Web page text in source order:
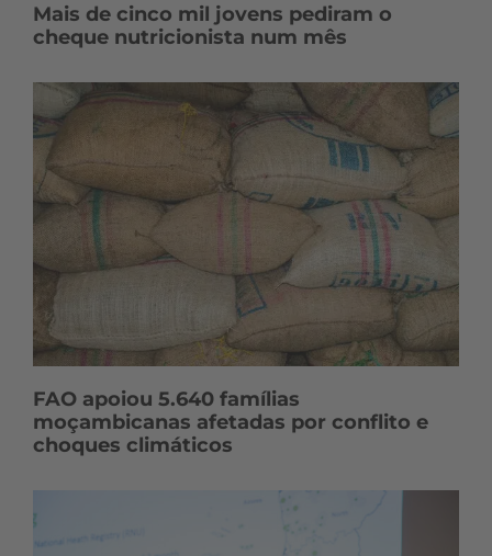
Mais de cinco mil jovens pediram o
cheque nutricionista num mês
FAO apoiou 5.640 famílias
moçambicanas afetadas por conflito e
choques climáticos